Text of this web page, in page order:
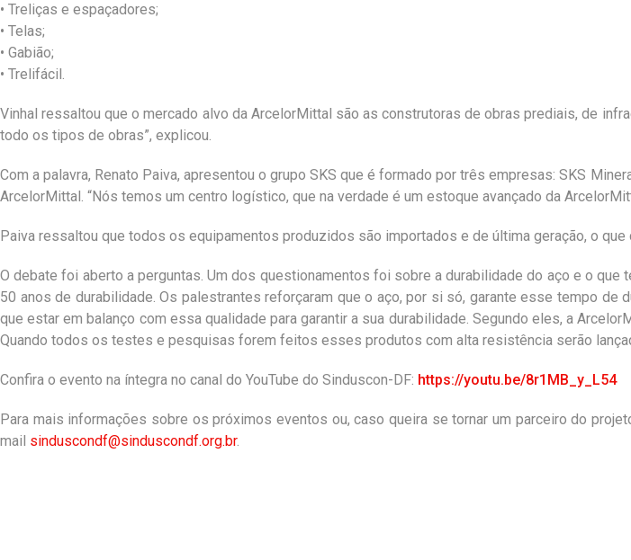
• Treliças e espaçadores;
• Telas;
• Gabião;
• Trelifácil.
Vinhal ressaltou que o mercado alvo da ArcelorMittal são as construtoras de obras prediais, de
todo os tipos de obras”, explicou.
Com a palavra, Renato Paiva, apresentou o grupo SKS que é formado por três empresas: SKS
ArcelorMittal. “Nós temos um centro logístico, que na verdade é um estoque avançado da
Paiva ressaltou que todos os equipamentos produzidos são importados e de última geração, o
O debate foi aberto a perguntas. Um dos questionamentos foi sobre a durabilidade do aço e o
50 anos de durabilidade. Os palestrantes reforçaram que o aço, por si só, garante esse tempo
que estar em balanço com essa qualidade para garantir a sua durabilidade. Segundo eles, a
Quando todos os testes e pesquisas forem feitos esses produtos com alta resistência serão
Confira o evento na íntegra no canal do YouTube do Sinduscon-DF: https://youtu.be/8r1MB_y_L54
Para mais informações sobre os próximos eventos ou, caso queira se tornar um parceiro do
mail sinduscondf@sinduscondf.org.br.